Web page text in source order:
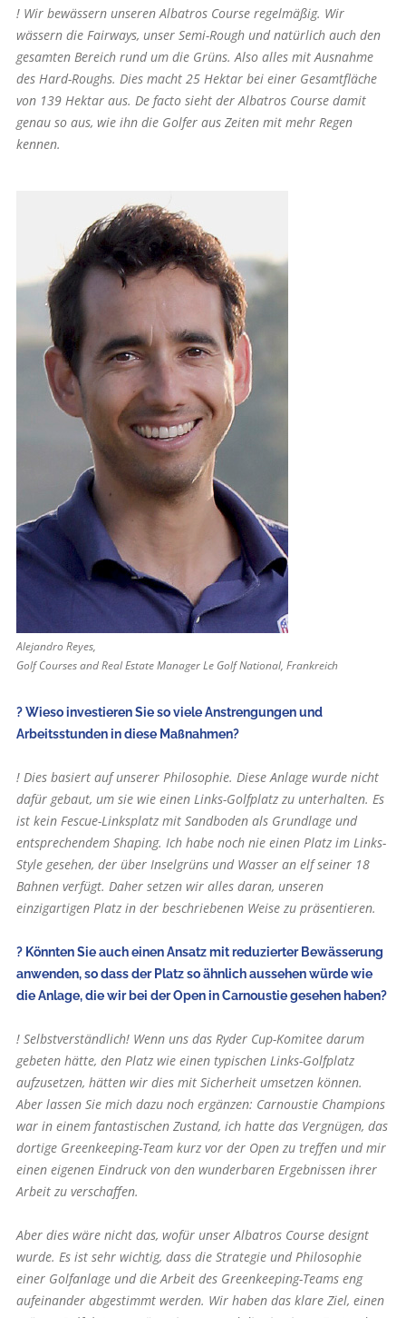
! Wir bewässern unseren Albatros Course regelmäßig. Wir
wässern die Fairways, unser Semi-Rough und natürlich auch den
gesamten Bereich rund um die Grüns. Also alles mit Ausnahme
des Hard-Roughs. Dies macht 25 Hektar bei einer Gesamtfläche
von 139 Hektar aus. De facto sieht der Albatros Course damit
genau so aus, wie ihn die Golfer aus Zeiten mit mehr Regen
kennen.
Alejandro Reyes,
Golf Courses and Real Estate Manager Le Golf National, Frankreich
? Wieso investieren Sie so viele Anstrengungen und
Arbeitsstunden in diese Maßnahmen?
! Dies basiert auf unserer Philosophie. Diese Anlage wurde nicht
dafür gebaut, um sie wie einen Links-Golfplatz zu unterhalten. Es
ist kein Fescue-Linksplatz mit Sandboden als Grundlage und
entsprechendem Shaping. Ich habe noch nie einen Platz im Links-
Style gesehen, der über Inselgrüns und Wasser an elf seiner 18
Bahnen verfügt. Daher setzen wir alles daran, unseren
einzigartigen Platz in der beschriebenen Weise zu präsentieren.
? Könnten Sie auch einen Ansatz mit reduzierter Bewässerung
anwenden, so dass der Platz so ähnlich aussehen würde wie
die Anlage, die wir bei der Open in Carnoustie gesehen haben?
! Selbstverständlich! Wenn uns das Ryder Cup-Komitee darum
gebeten hätte, den Platz wie einen typischen Links-Golfplatz
aufzusetzen, hätten wir dies mit Sicherheit umsetzen können.
Aber lassen Sie mich dazu noch ergänzen: Carnoustie Champions
war in einem fantastischen Zustand, ich hatte das Vergnügen, das
dortige Greenkeeping-Team kurz vor der Open zu treffen und mir
einen eigenen Eindruck von den wunderbaren Ergebnissen ihrer
Arbeit zu verschaffen.
Aber dies wäre nicht das, wofür unser Albatros Course designt
wurde. Es ist sehr wichtig, dass die Strategie und Philosophie
einer Golfanlage und die Arbeit des Greenkeeping-Teams eng
aufeinander abgestimmt werden. Wir haben das klare Ziel, einen